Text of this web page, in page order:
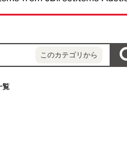
このカテゴリから
覧